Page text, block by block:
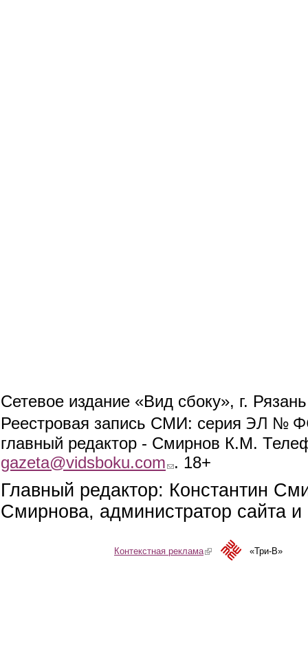
Сетевое издание «Вид сбоку», г.
Реестровая запись СМИ: серия ЭЛ №
главный редактор - Смирнов К.М.
gazeta@vidsboku.com (link sends e-mail)
. 18+
Главный редактор: Константин
Смирнова, администратор сайта
Контекстная реклама(link is external)«Три-В»